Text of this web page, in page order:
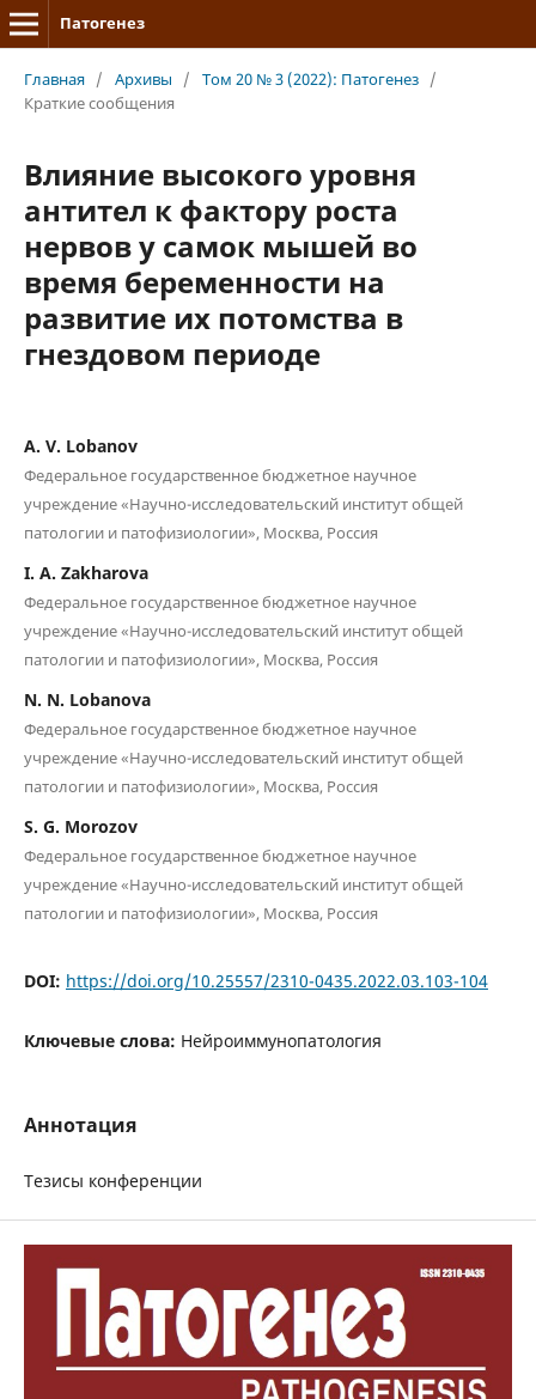
Патогенез
Главная / Архивы / Том 20 № 3 (2022): Патогенез /
Краткие сообщения
Влияние высокого уровня
антител к фактору роста
нервов у самок мышей во
время беременности на
развитие их потомства в
гнездовом периоде
A. V. Lobanov
Федеральное государственное бюджетное научное
учреждение «Научно-исследовательский институт общей
патологии и патофизиологии», Москва, Россия
I. A. Zakharova
Федеральное государственное бюджетное научное
учреждение «Научно-исследовательский институт общей
патологии и патофизиологии», Москва, Россия
N. N. Lobanova
Федеральное государственное бюджетное научное
учреждение «Научно-исследовательский институт общей
патологии и патофизиологии», Москва, Россия
S. G. Morozov
Федеральное государственное бюджетное научное
учреждение «Научно-исследовательский институт общей
патологии и патофизиологии», Москва, Россия
DOI: https://doi.org/10.25557/2310-0435.2022.03.103-104
Ключевые слова: Нейроиммунопатология
Аннотация
Тезисы конференции